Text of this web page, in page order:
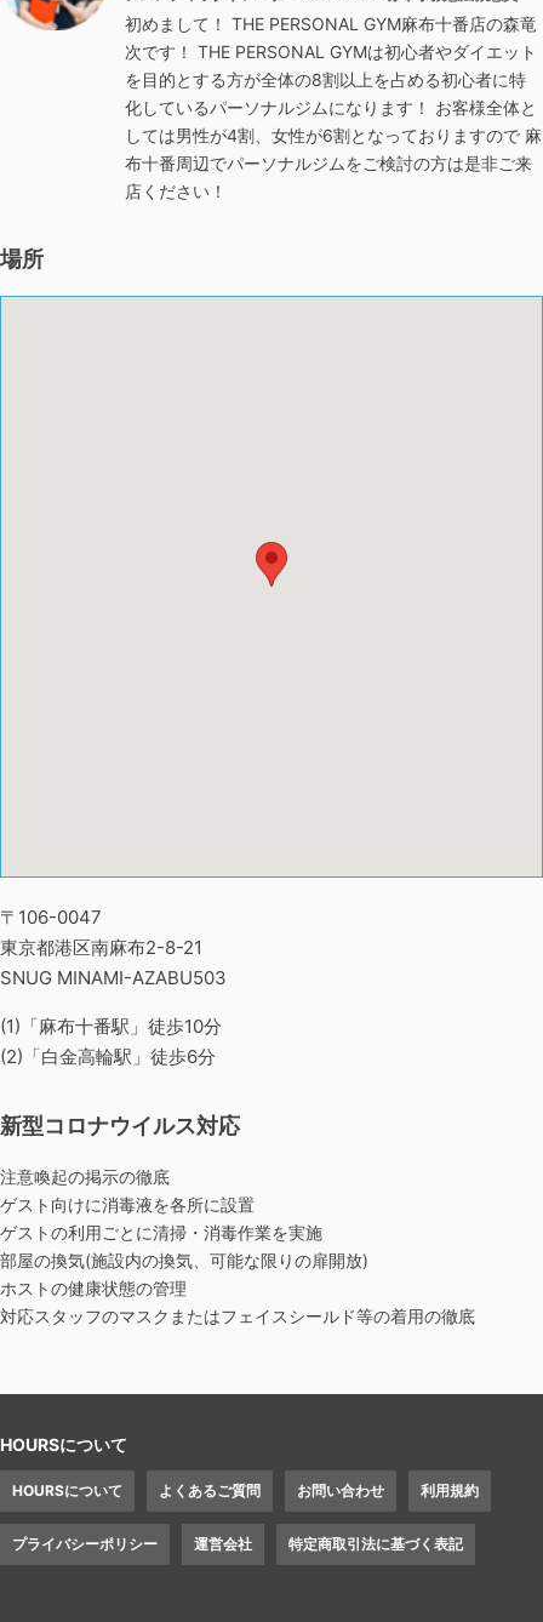
初めまして！ THE PERSONAL GYM麻布十番店の森竜
次です！ THE PERSONAL GYMは初心者やダイエット
を目的とする方が全体の8割以上を占める初心者に特
化しているパーソナルジムになります！ お客様全体と
しては男性が4割、女性が6割となっておりますので 麻
布十番周辺でパーソナルジムをご検討の方は是非ご来
店ください！
場所
〒106-0047
東京都港区南麻布2-8-21
SNUG MINAMI-AZABU503
(1)「麻布十番駅」徒歩10分
(2)「白金高輪駅」徒歩6分
新型コロナウイルス対応
注意喚起の掲示の徹底
ゲスト向けに消毒液を各所に設置
ゲストの利用ごとに清掃・消毒作業を実施
部屋の換気(施設内の換気、可能な限りの扉開放)
ホストの健康状態の管理
対応スタッフのマスクまたはフェイスシールド等の着用の徹底
HOURSについて
HOURSについて よくあるご質問 お問い合わせ 利用規約
プライバシーポリシー 運営会社 特定商取引法に基づく表記